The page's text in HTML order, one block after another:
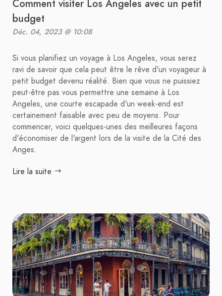
Comment visiter Los Angeles avec un petit
budget
Déc. 04, 2023 @ 10:08
Si vous planifiez un voyage à Los Angeles, vous serez
ravi de savoir que cela peut être le rêve d'un voyageur à
petit budget devenu réalité. Bien que vous ne puissiez
peut-être pas vous permettre une semaine à Los
Angeles, une courte escapade d'un week-end est
certainement faisable avec peu de moyens. Pour
commencer, voici quelques-unes des meilleures façons
d'économiser de l'argent lors de la visite de la Cité des
Anges.
Lire la suite